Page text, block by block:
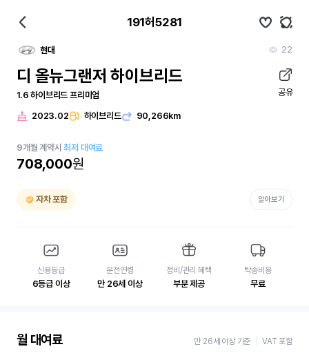
191허5281
현대 22
디 올뉴그랜저 하이브리드
1.6 하이브리드 프리미엄 공유
2023.02 하이브리드 90,266km
9개월 계약시최저 대여료
708,000원
자차 포함 알아보기
신용등급
6등급 이상
운전연령
만 26세 이상
정비/관리 혜택
부분 제공
탁송비용
무료
월 대여료 만 26세 이상 기준 VAT 포함